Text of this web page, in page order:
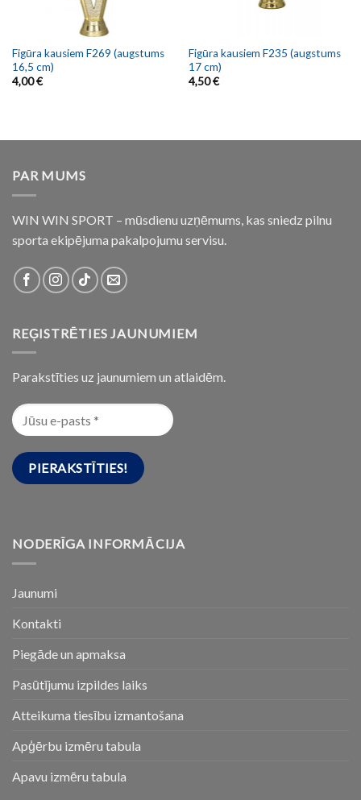
Figūra kausiem F269 (augstums
16,5 cm)
4,00€
Figūra kausiem F235 (augstums
17 cm)
4,50€
PAR MUMS
WIN WIN SPORT – mūsdienu uzņēmums, kas sniedz pilnu
sporta ekipējuma pakalpojumu servisu.
REĢISTRĒTIES JAUNUMIEM
Parakstīties uz jaunumiem un atlaidēm.
NODERĪGA INFORMĀCIJA
Jaunumi
Kontakti
Piegāde un apmaksa
Pasūtījumu izpildes laiks
Atteikuma tiesību izmantošana
Apģērbu izmēru tabula
Apavu izmēru tabula